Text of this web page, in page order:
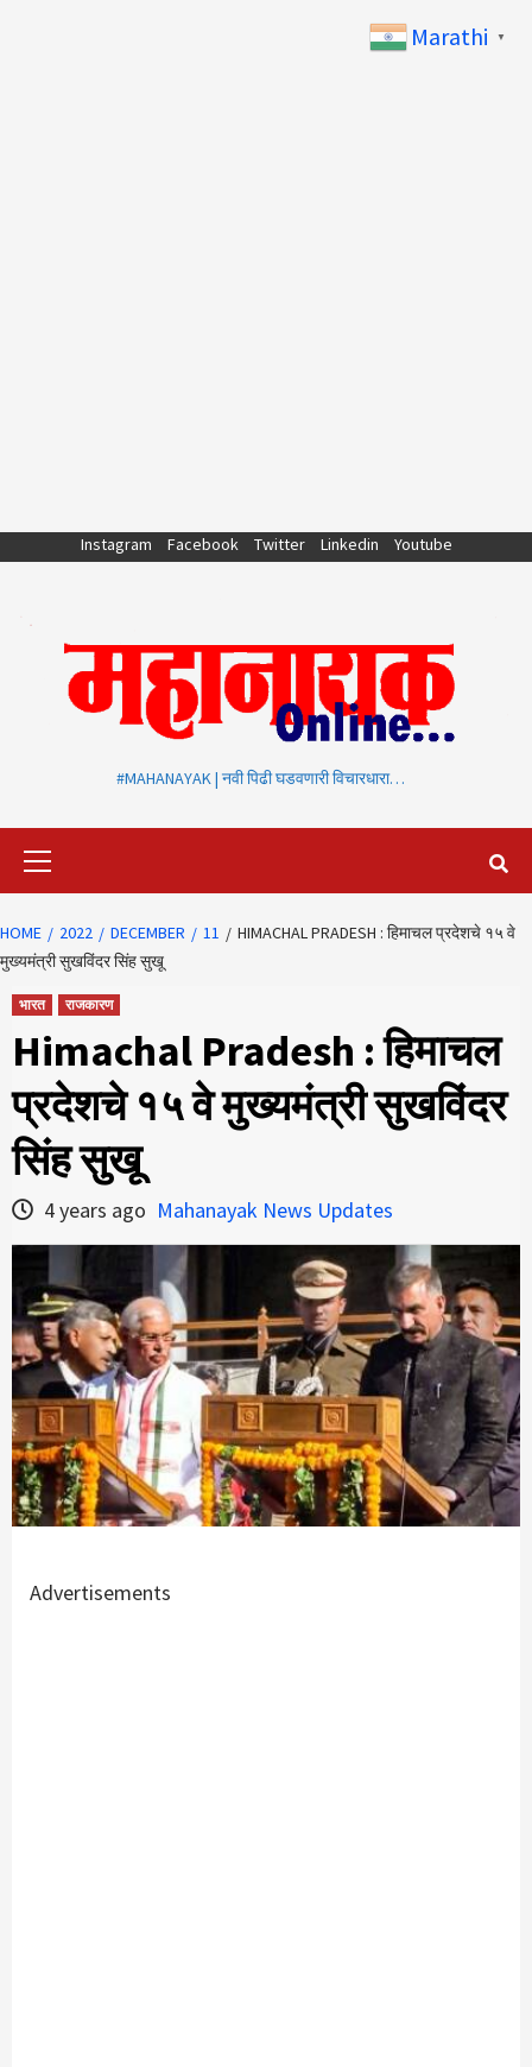
Instagram Facebook Twitter Linkedin Youtube
#MAHANAYAK | नवी पिढी घडवणारी विचारधारा…
HOME 2022 DECEMBER 11
HIMACHAL PRADESH : हिमाचल प्रदेशचे १५ वे
मुख्यमंत्री सुखविंदर सिंह सुखू
भारत राजकारण
Himachal Pradesh : हिमाचल
प्रदेशचे १५ वे मुख्यमंत्री सुखविंदर
सिंह सुखू
4 years ago Mahanayak News Updates
Advertisements
Marathi ▼